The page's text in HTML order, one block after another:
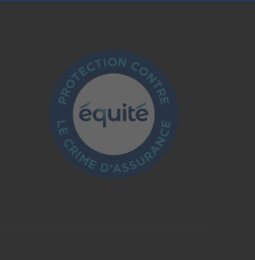
est-elle réglementée?
sinistre?